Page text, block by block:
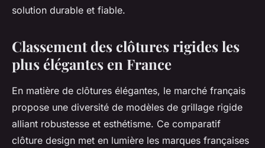
solution durable et fiable.
Classement des clôtures rigides les
plus élégantes en France
En matière de clôtures élégantes, le marché français
propose une diversité de modèles de grillage rigide
alliant robustesse et esthétisme. Ce comparatif
clôture design met en lumière les marques françaises